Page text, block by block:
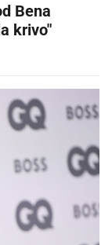
Bena
krivo"